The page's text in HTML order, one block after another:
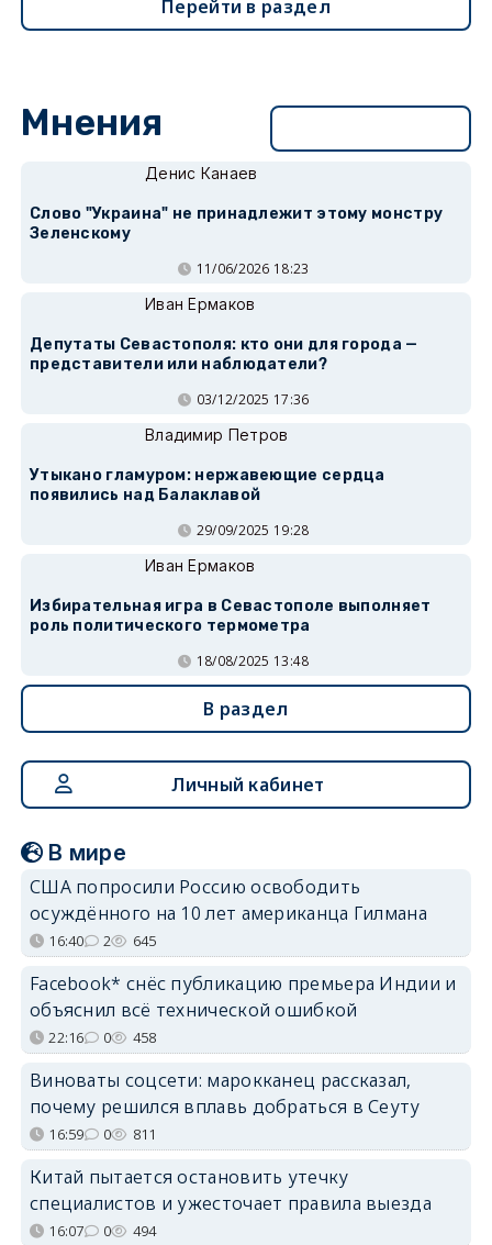
Перейти в раздел
Мнения
Денис Канаев
Слово "Украина" не принадлежит этому монстру
Зеленскому
11/06/2026 18:23
Иван Ермаков
Депутаты Севастополя: кто они для города —
представители или наблюдатели?
03/12/2025 17:36
Владимир Петров
Утыкано гламуром: нержавеющие сердца
появились над Балаклавой
29/09/2025 19:28
Иван Ермаков
Избирательная игра в Севастополе выполняет
роль политического термометра
18/08/2025 13:48
В раздел
Личный кабинет
В мире
США попросили Россию освободить
осуждённого на 10 лет американца Гилмана
16:40 2 645
Facebook* снёс публикацию премьера Индии и
объяснил всё технической ошибкой
22:16 0 458
Виноваты соцсети: марокканец рассказал,
почему решился вплавь добраться в Сеуту
16:59 0 811
Китай пытается остановить утечку
специалистов и ужесточает правила выезда
16:07 0 494